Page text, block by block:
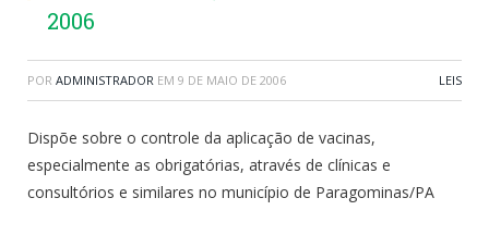
2006
POR ADMINISTRADOR EM 9 DE MAIO DE 2006 LEIS
Dispõe sobre o controle da aplicação de vacinas,
especialmente as obrigatórias, através de clínicas e
consultórios e similares no município de Paragominas/PA